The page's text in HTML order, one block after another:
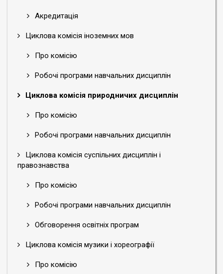
Акредитація
Циклова комісія іноземних мов
Про комісію
Робочі програми навчальних дисциплін
Циклова комісія природничих дисциплін
Про комісію
Робочі програми навчальних дисциплін
Циклова комісія суспільних дисциплін і
правознавства
Про комісію
Робочі програми навчальних дисциплін
Обговорення освітніх програм
Циклова комісія музики і хореографії
Про комісію